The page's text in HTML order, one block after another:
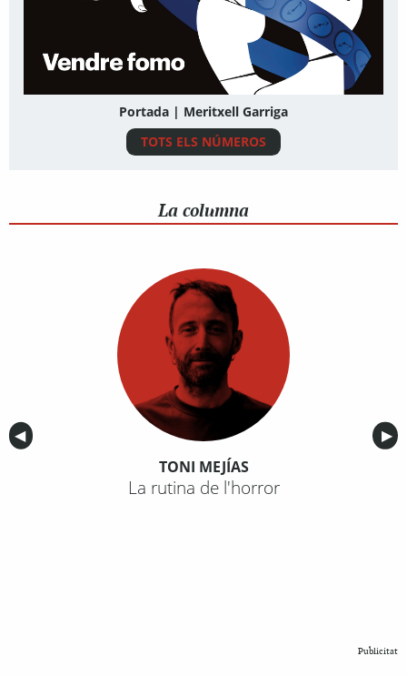
Portada | Meritxell Garriga
TOTS ELS NÚMEROS
La columna
Anterior
◀︎ ▶︎
TONI MEJÍAS
La rutina de l'horror
Publicitat